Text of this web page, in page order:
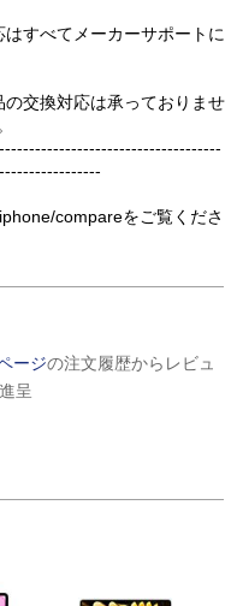
すべてメーカーサポートに
交換対応は承っておりませ
compareをご覧くださ
ージの注文履歴からレビュ
進呈